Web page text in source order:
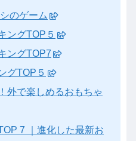
のゲーム
ングTOP５
ングTOP7
グTOP５
外で楽しめるおもちゃ
7 ｜進化した最新お